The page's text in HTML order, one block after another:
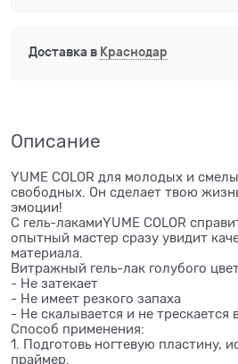
Доставка в Краснодар
Описание
YUME COLOR для молодых и
свободных. Он сделает твою
эмоции!
С гель-лакамиYUME COLOR
опытный мастер сразу увидит
материала.
Витражный гель-лак голубого
- Не затекает
- Не имеет резкого запаха
- Не скалывается и не трескается
Способ применения:
1. Подготовь ногтевую пластину,
праймер.